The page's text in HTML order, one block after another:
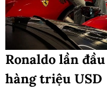
Ronaldo lần
hàng triệu USD